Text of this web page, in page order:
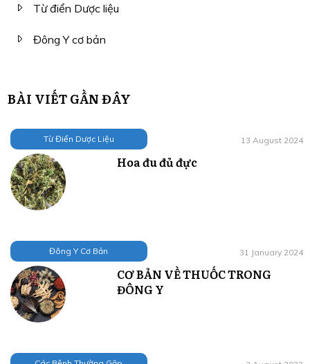
Từ điển Dược liệu
Đông Y cơ bản
BÀI VIẾT GẦN ĐÂY
Từ Điển Dược Liệu 13 August 2024
Hoa đu đủ đực
Đông Y Cơ Bản 31 January 2024
CƠ BẢN VỀ THUỐC TRONG
ĐÔNG Y